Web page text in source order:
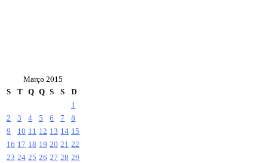
Março 2015
S
T Q Q S S
D
1
2
3 4 5 6 7
8
9
10 11 12 13 14 15
16 17 18 19 20 21 22
23 24 25 26 27 28 29